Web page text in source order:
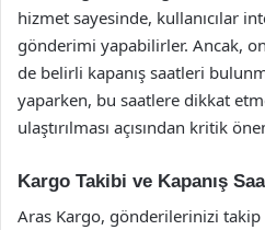
hizmet sayesinde, kullanıcılar
gönderimi yapabilirler. Ancak,
de belirli kapanış saatleri
yaparken, bu saatlere dikkat
ulaştırılması açısından kritik
Kargo Takibi ve Kapanış
Aras Kargo, gönderilerinizi